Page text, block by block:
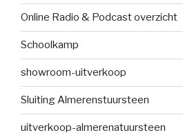
Online Radio & Podcast overzicht
Schoolkamp
showroom-uitverkoop
Sluiting Almerenstuursteen
uitverkoop-almerenatuursteen